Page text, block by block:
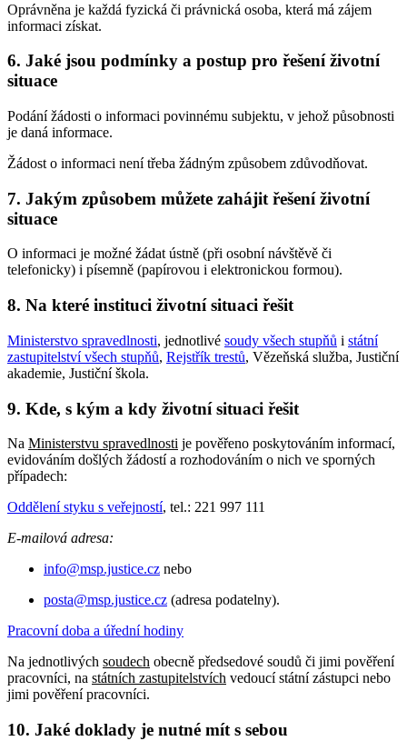
Oprávněna je každá fyzická či právnická osoba, která má zájem
informaci získat.
6. Jaké jsou podmínky a postup pro řešení životní
situace
Podání žádosti o informaci povinnému subjektu, v jehož působnosti
je daná informace.
Žádost o informaci není třeba žádným způsobem zdůvodňovat.
7. Jakým způsobem můžete zahájit řešení životní
situace
O informaci je možné žádat ústně (při osobní návštěvě či
telefonicky) i písemně (papírovou i elektronickou formou).
8. Na které instituci životní situaci řešit
Ministerstvo spravedlnosti, jednotlivé soudy všech stupňů i státní
zastupitelství všech stupňů, Rejstřík trestů, Vězeňská služba, Justiční
akademie, Justiční škola.
9. Kde, s kým a kdy životní situaci řešit
Na Ministerstvu spravedlnosti je pověřeno poskytováním informací,
evidováním došlých žádostí a rozhodováním o nich ve sporných
případech:
Oddělení styku s veřejností, tel.: 221 997 111
E-mailová adresa:
info@msp.justice.cz nebo
posta@msp.justice.cz (adresa podatelny).
Pracovní doba a úřední hodiny
Na jednotlivých soudech obecně předsedové soudů či jimi pověření
pracovníci, na státních zastupitelstvích vedoucí státní zástupci nebo
jimi pověření pracovníci.
10. Jaké doklady je nutné mít s sebou